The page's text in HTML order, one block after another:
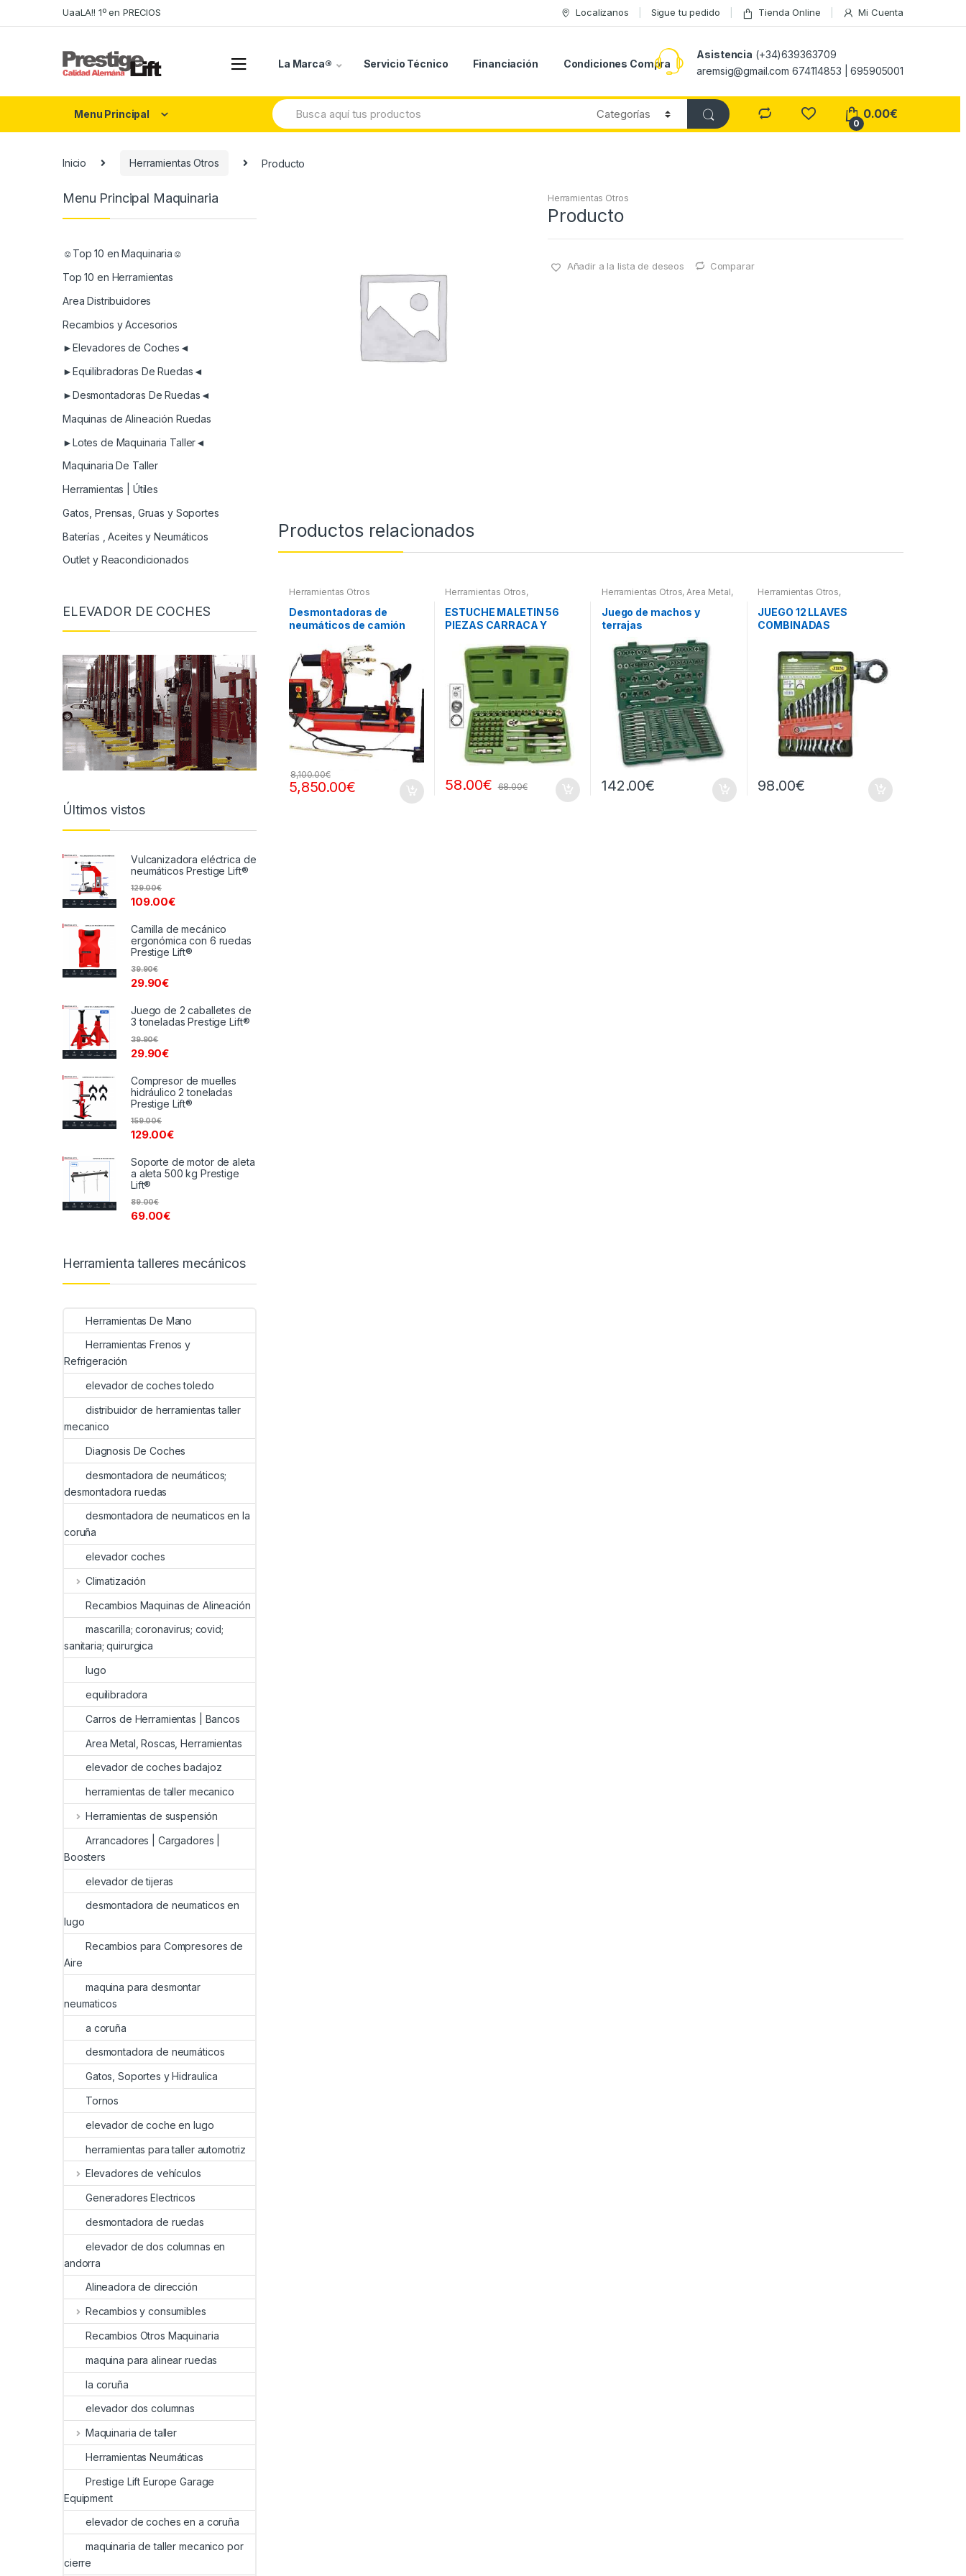
to
to
UaaLA!! 1º en PRECIOS Localizanos Sigue tu pedido Tienda Online Mi Cuenta
La Marca® Servicio Técnico Financiación Condiciones Compra
Asistencia (+34)639363709
aremsig@gmail.com 674114853 | 695905001
Menu Principal
Search
for:
0
0.00€
Inicio Herramientas Otros Producto
Herramientas Otros
Producto
Añadir a la lista de deseos Comparar
Productos relacionados
Herramientas Otros
Desmontadoras de
neumáticos de camión
5,850.00€
8,100.00€
Herramientas Otros,
Herramientas De Mano,
Maletines Herramientas,
Extractores, Compresímetros,
ESTUCHE MALETIN 56
PIEZAS CARRACA Y
58.00€ 68.00€
Herramientas Otros, Area Metal,
Maletines Herramientas,
Extractores, Compresímetros,
otros
Juego de machos y
terrajas
142.00€
Herramientas Otros,
Herramientas De Mano
JUEGO 12 LLAVES
COMBINADAS
98.00€
Menu Principal Maquinaria
☺Top 10 en Maquinaria☺
Top 10 en Herramientas
Area Distribuidores
Recambios y Accesorios
►Elevadores de Coches◄
►Equilibradoras De Ruedas◄
►Desmontadoras De Ruedas◄
Maquinas de Alineación Ruedas
►Lotes de Maquinaria Taller◄
Maquinaria De Taller
Herramientas | Útiles
Gatos, Prensas, Gruas y Soportes
Baterías , Aceites y Neumáticos
Outlet y Reacondicionados
ELEVADOR DE COCHES
Últimos vistos
Vulcanizadora eléctrica de
neumáticos Prestige Lift®
109.00€
129.00€
Camilla de mecánico
ergonómica con 6 ruedas
Prestige Lift®
29.90€
39.90€
Juego de 2 caballetes de
3 toneladas Prestige Lift®
29.90€
39.90€
Compresor de muelles
hidráulico 2 toneladas
Prestige Lift®
129.00€
159.00€
Soporte de motor de aleta
a aleta 500 kg Prestige
Lift®
69.00€
89.00€
Herramienta talleres mecánicos
Herramientas De Mano
Herramientas Frenos y
Refrigeración
elevador de coches toledo
distribuidor de herramientas taller
mecanico
Diagnosis De Coches
desmontadora de neumáticos;
desmontadora ruedas
desmontadora de neumaticos en la
coruña
elevador coches
Climatización
Recambios Maquinas de Alineación
mascarilla; coronavirus; covid;
sanitaria; quirurgica
lugo
equilibradora
Carros de Herramientas | Bancos
Area Metal, Roscas, Herramientas
elevador de coches badajoz
herramientas de taller mecanico
Herramientas de suspensión
Arrancadores | Cargadores |
Boosters
elevador de tijeras
desmontadora de neumaticos en
lugo
Recambios para Compresores de
Aire
maquina para desmontar
neumaticos
a coruña
desmontadora de neumáticos
Gatos, Soportes y Hidraulica
Tornos
elevador de coche en lugo
herramientas para taller automotriz
Elevadores de vehículos
Generadores Electricos
desmontadora de ruedas
elevador de dos columnas en
andorra
Alineadora de dirección
Recambios y consumibles
Recambios Otros Maquinaria
maquina para alinear ruedas
la coruña
elevador dos columnas
Maquinaria de taller
Herramientas Neumáticas
Prestige Lift Europe Garage
Equipment
elevador de coches en a coruña
maquinaria de taller mecanico por
cierre